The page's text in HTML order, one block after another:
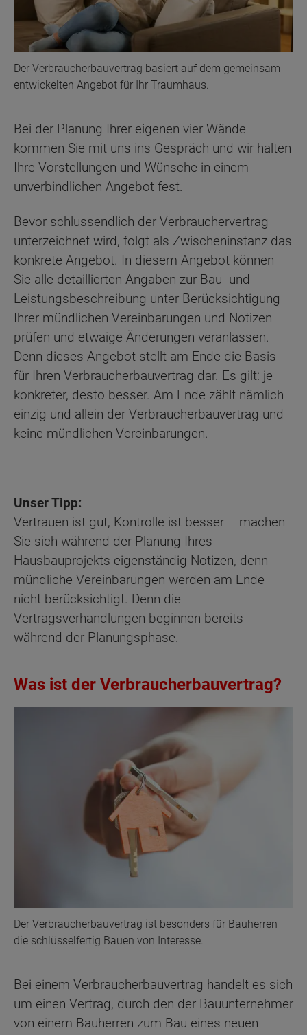
Der Verbraucherbauvertrag basiert auf dem gemeinsam
entwickelten Angebot für Ihr Traumhaus.
Bei der Planung Ihrer eigenen vier Wände
kommen Sie mit uns ins Gespräch und wir halten
Ihre Vorstellungen und Wünsche in einem
unverbindlichen Angebot fest.
Bevor schlussendlich der Verbrauchervertrag
unterzeichnet wird, folgt als Zwischeninstanz das
konkrete Angebot. In diesem Angebot können
Sie alle detaillierten Angaben zur Bau- und
Leistungsbeschreibung unter Berücksichtigung
Ihrer mündlichen Vereinbarungen und Notizen
prüfen und etwaige Änderungen veranlassen.
Denn dieses Angebot stellt am Ende die Basis
für Ihren Verbraucherbauvertrag dar. Es gilt: je
konkreter, desto besser. Am Ende zählt nämlich
einzig und allein der Verbraucherbauvertrag und
keine mündlichen Vereinbarungen.
Unser Tipp:
Vertrauen ist gut, Kontrolle ist besser – machen
Sie sich während der Planung Ihres
Hausbauprojekts eigenständig Notizen, denn
mündliche Vereinbarungen werden am Ende
nicht berücksichtigt. Denn die
Vertragsverhandlungen beginnen bereits
während der Planungsphase.
Was ist der Verbraucherbauvertrag?
Der Verbraucherbauvertrag ist besonders für Bauherren
die schlüsselfertig Bauen von Interesse.
Bei einem Verbraucherbauvertrag handelt es sich
um einen Vertrag, durch den der Bauunternehmer
von einem Bauherren zum Bau eines neuen